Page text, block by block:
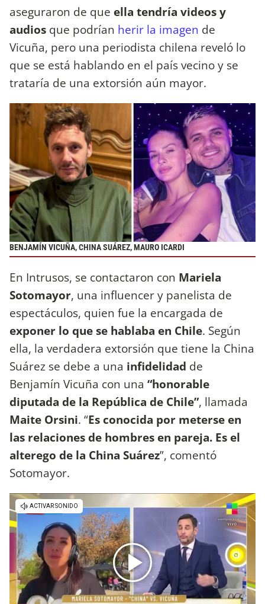
aseguraron de que ella tendría videos y
audios que podrían herir la imagen de
Vicuña, pero una periodista chilena reveló lo
que se está hablando en el país vecino y se
trataría de una extorsión aún mayor.
BENJAMÍN VICUÑA, CHINA SUÁREZ, MAURO ICARDI
En Intrusos, se contactaron con Mariela
Sotomayor, una influencer y panelista de
espectáculos, quien fue la encargada de
exponer lo que se hablaba en Chile. Según
ella, la verdadera extorsión que tiene la China
Suárez se debe a una infidelidad de
Benjamín Vicuña con una “honorable
diputada de la República de Chile”, llamada
Maite Orsini. “Es conocida por meterse en
las relaciones de hombres en pareja. Es el
alterego de la China Suárez”, comentó
Sotomayor.